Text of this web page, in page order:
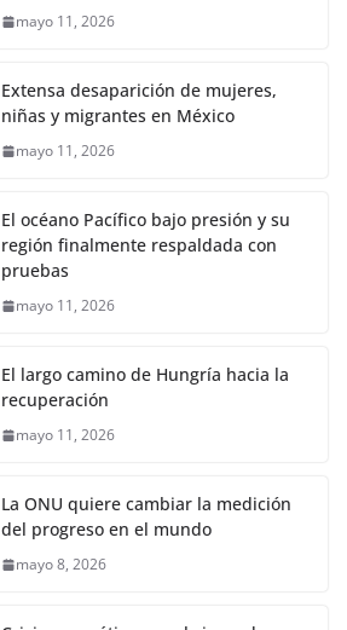
mayo 11, 2026
Extensa desaparición de mujeres,
niñas y migrantes en México
mayo 11, 2026
El océano Pacífico bajo presión y su
región finalmente respaldada con
pruebas
mayo 11, 2026
El largo camino de Hungría hacia la
recuperación
mayo 11, 2026
La ONU quiere cambiar la medición
del progreso en el mundo
mayo 8, 2026